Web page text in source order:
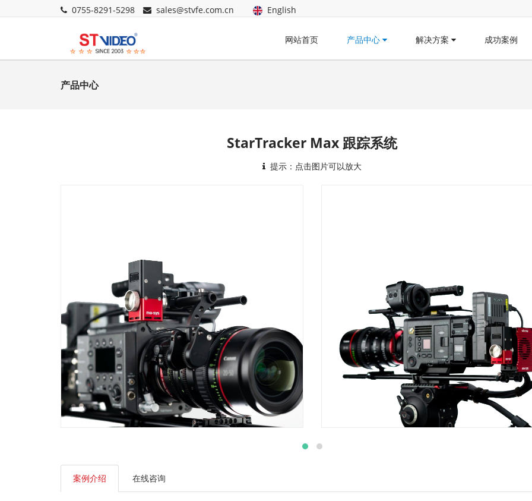
0755-8291-5298 sales@stvfe.com.cn English
网站首页 产品中心 解决方案 成功案例
产品中心
StarTracker Max 跟踪系统
提示：点击图片可以放大
案例介绍 在线咨询